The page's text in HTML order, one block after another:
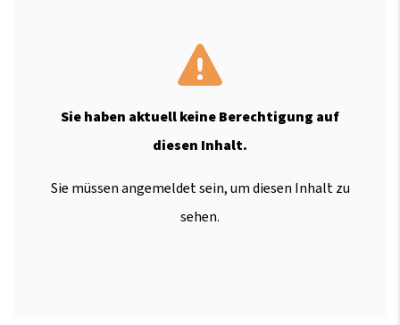
Sie haben aktuell keine Berechtigung auf
diesen Inhalt.
Sie müssen angemeldet sein, um diesen Inhalt zu
sehen.